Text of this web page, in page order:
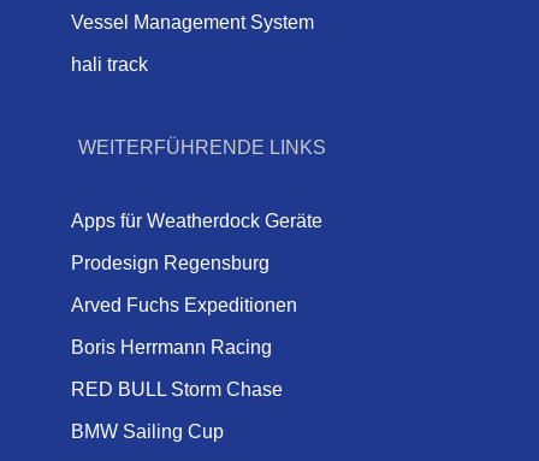
Vessel Management System
hali track
WEITERFÜHRENDE LINKS
Apps für Weatherdock Geräte
Prodesign Regensburg
Arved Fuchs Expeditionen
Boris Herrmann Racing
RED BULL Storm Chase
BMW Sailing Cup